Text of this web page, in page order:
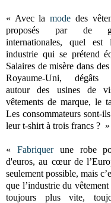
« Avec lamode des
proposés par de
internationales, quel est
industrie qui se prétend
Salaires de misère dans
Royaume-Uni, dégâts
autour des usines de
vêtements de marque, le
Les consommateurs sont-
leur t-shirt à trois francs ? »
« Fabriquerune robe
d'euros, au cœur de
seulement possible, mais
que l’industrie du
toujours plus vite,